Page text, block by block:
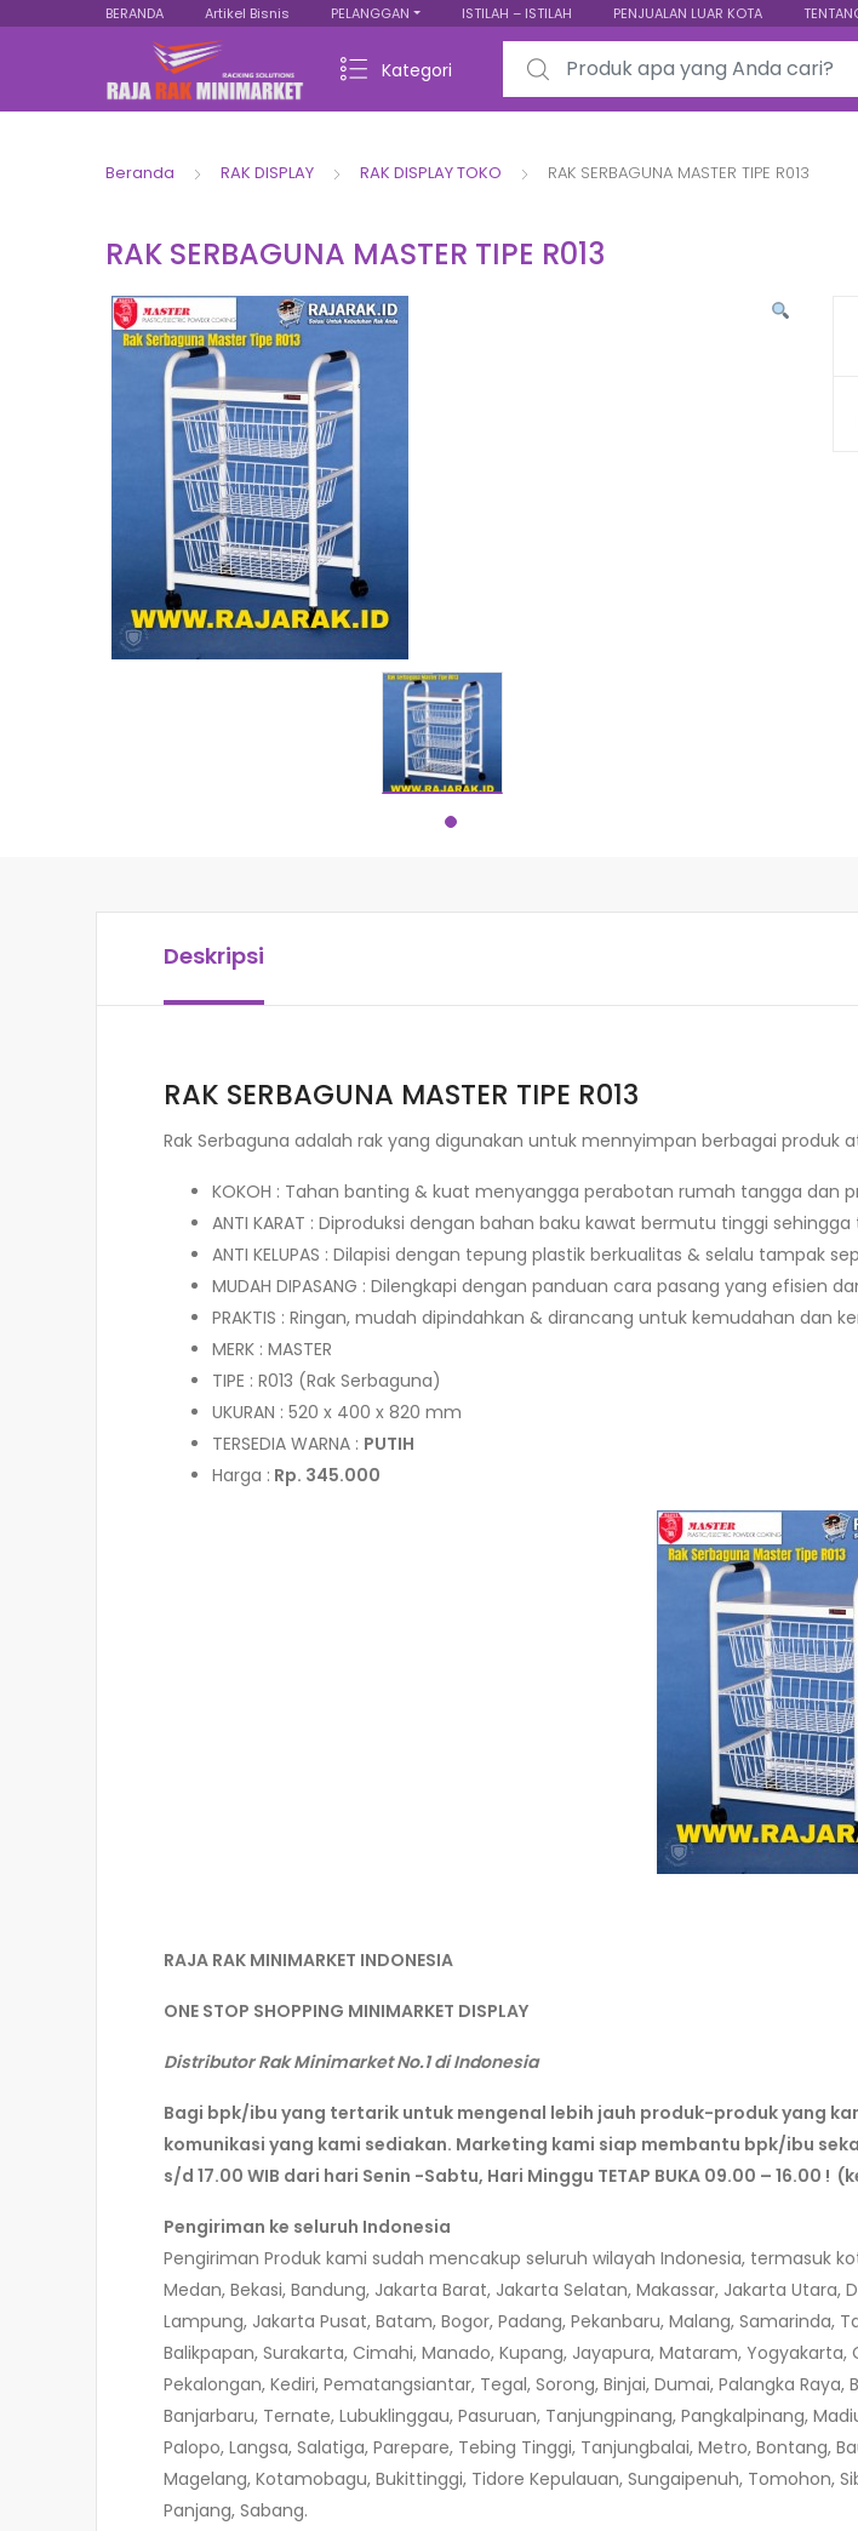
BERANDA Artikel Bisnis PELANGGAN ISTILAH – ISTILAH PENJUALAN LUAR KOTA
Kategori
Search for:
Beranda RAK DISPLAY RAK DISPLAY TOKO RAK SERBAGUNA MASTER TIPE R013
RAK SERBAGUNA MASTER TIPE R013
Deskripsi
RAK SERBAGUNA MASTER TIPE R013
Rak Serbaguna adalah rak yang digunakan untuk mennyimpan berbagai produk
KOKOH : Tahan banting & kuat menyangga perabotan rumah tangga dan
ANTI KARAT : Diproduksi dengan bahan baku kawat bermutu tinggi
ANTI KELUPAS : Dilapisi dengan tepung plastik berkualitas & selalu tampak
MUDAH DIPASANG : Dilengkapi dengan panduan cara pasang yang efisien
PRAKTIS : Ringan, mudah dipindahkan & dirancang untuk kemudahan dan
MERK : MASTER
TIPE : R013 (Rak Serbaguna)
UKURAN : 520 x 400 x 820 mm
TERSEDIA WARNA : PUTIH
Harga : Rp. 345.000
RAJA RAK MINIMARKET INDONESIA
ONE STOP SHOPPING MINIMARKET DISPLAY
Distributor Rak Minimarket No.1 di Indonesia
Bagi bpk/ibu yang tertarik untuk mengenal lebih jauh produk-produk yang
komunikasi yang kami sediakan. Marketing kami siap membantu bpk/ibu
s/d 17.00 WIB dari hari Senin -Sabtu, Hari Minggu TETAP BUKA 09.00 – 16.00 !
Pengiriman ke seluruh Indonesia
Pengiriman Produk kami sudah mencakup seluruh wilayah Indonesia, termasuk
Medan, Bekasi, Bandung, Jakarta Barat, Jakarta Selatan, Makassar, Jakarta
Lampung, Jakarta Pusat, Batam, Bogor, Padang, Pekanbaru, Malang, Samarinda,
Balikpapan, Surakarta, Cimahi, Manado, Kupang, Jayapura, Mataram, Yogyakarta,
Pekalongan, Kediri, Pematangsiantar, Tegal, Sorong, Binjai, Dumai, Palangka
Banjarbaru, Ternate, Lubuklinggau, Pasuruan, Tanjungpinang, Pangkalpinang,
Palopo, Langsa, Salatiga, Parepare, Tebing Tinggi, Tanjungbalai, Metro, Bontang,
Magelang, Kotamobagu, Bukittinggi, Tidore Kepulauan, Sungaipenuh, Tomohon,
Panjang, Sabang.